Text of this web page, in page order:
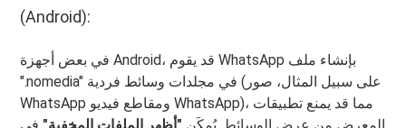
(Android):
في بعض أجهزة Android، قد يقوم WhatsApp بإنشاء ملف
".nomedia" في مجلدات وسائط فردية (على سبيل المثال، صور
WhatsApp ومقاطع فيديو WhatsApp)، مما قد يمنع تطبيقات